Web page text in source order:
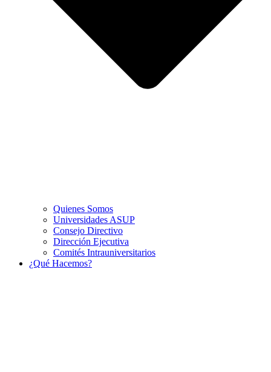
Quienes Somos
Universidades ASUP
Consejo Directivo
Dirección Ejecutiva
Comités Intrauniversitarios
¿Qué Hacemos?